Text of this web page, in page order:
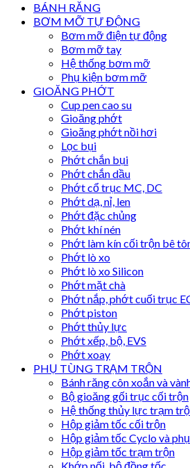
BÁNH RĂNG
BƠM MỠ TỰ ĐỘNG
Bơm mỡ điện tự động
Bơm mỡ tay
Hệ thống bơm mỡ
Phụ kiện bơm mỡ
GIOĂNG PHỚT
Cup pen cao su
Gioăng phớt
Gioăng phớt nồi hơi
Lọc bụi
Phớt chắn bụi
Phớt chắn dầu
Phớt cổ trục MC, DC
Phớt dạ, nỉ, len
Phớt đặc chủng
Phớt khí nén
Phớt làm kín cối trộn bê
Phớt lò xo
Phớt lò xo Silicon
Phớt mặt chà
Phớt nắp, phớt cuối trục
Phớt piston
Phớt thủy lực
Phớt xếp, bộ, EVS
Phớt xoay
PHỤ TÙNG TRẠM TRỘN
Bánh răng côn xoắn và
Bộ gioăng gối trục cối trộn
Hệ thống thủy lực trạm
Hộp giảm tốc cối trộn
Hộp giảm tốc Cyclo và
Hộp giảm tốc trạm trộn